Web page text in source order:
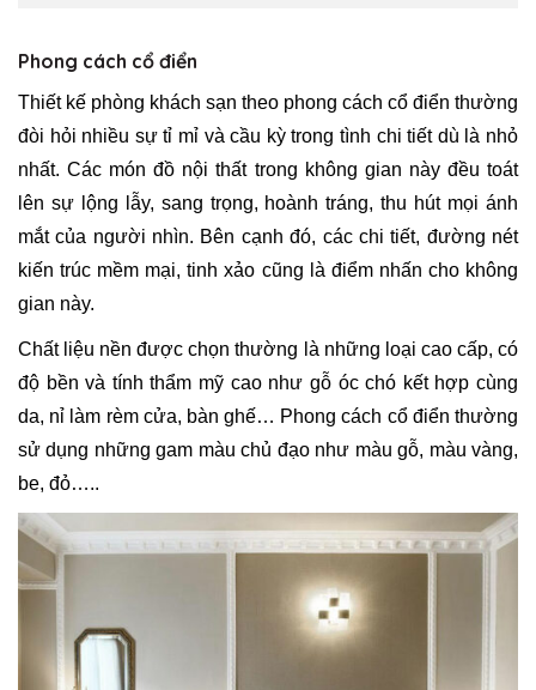
Phong cách cổ điển
Thiết kế phòng khách sạn theo phong cách cổ điển thường
đòi hỏi nhiều sự tỉ mỉ và cầu kỳ trong tình chi tiết dù là nhỏ
nhất. Các món đồ nội thất trong không gian này đều toát
lên sự lộng lẫy, sang trọng, hoành tráng, thu hút mọi ánh
mắt của người nhìn. Bên cạnh đó, các chi tiết, đường nét
kiến trúc mềm mại, tinh xảo cũng là điểm nhấn cho không
gian này.
Chất liệu nền được chọn thường là những loại cao cấp, có
độ bền và tính thẩm mỹ cao như gỗ óc chó kết hợp cùng
da, nỉ làm rèm cửa, bàn ghế… Phong cách cổ điển thường
sử dụng những gam màu chủ đạo như màu gỗ, màu vàng,
be, đỏ…..